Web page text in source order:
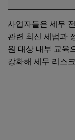
사업자들은 세무
관련 최신 세법과
원 대상 내부 교육
강화해 세무 리스